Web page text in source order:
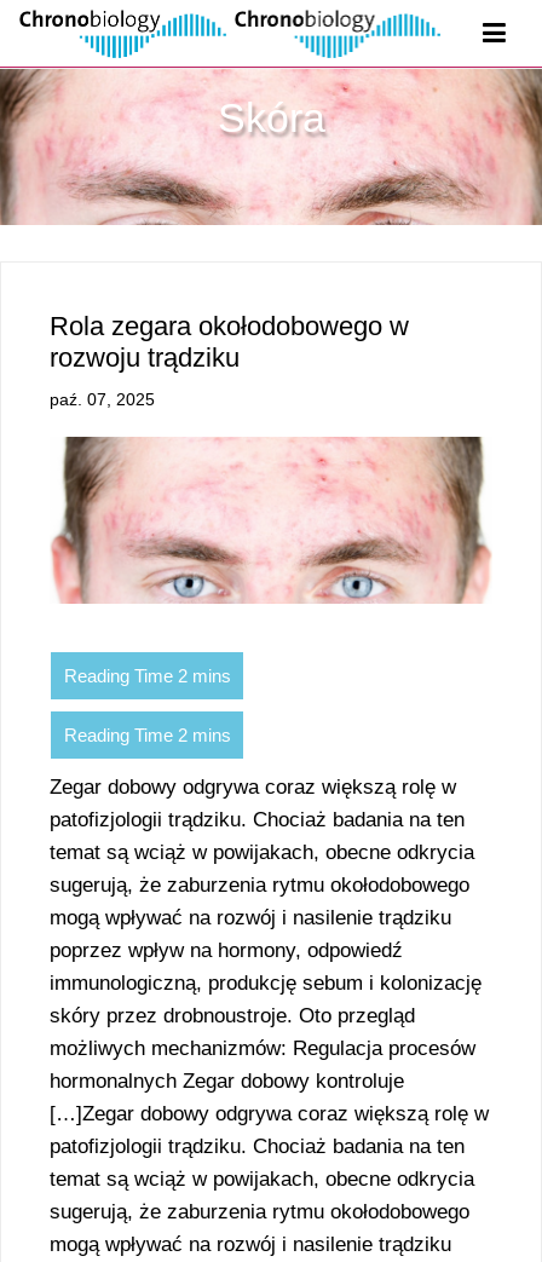
Skóra
Rola zegara okołodobowego w
rozwoju trądziku
paź. 07, 2025
Zegar dobowy odgrywa coraz większą rolę w
patofizjologii trądziku. Chociaż badania na ten
temat są wciąż w powijakach, obecne odkrycia
sugerują, że zaburzenia rytmu okołodobowego
mogą wpływać na rozwój i nasilenie trądziku
poprzez wpływ na hormony, odpowiedź
immunologiczną, produkcję sebum i kolonizację
skóry przez drobnoustroje. Oto przegląd
możliwych mechanizmów: Regulacja procesów
hormonalnych Zegar dobowy kontroluje
[…]Zegar dobowy odgrywa coraz większą rolę w
patofizjologii trądziku. Chociaż badania na ten
temat są wciąż w powijakach, obecne odkrycia
sugerują, że zaburzenia rytmu okołodobowego
mogą wpływać na rozwój i nasilenie trądziku